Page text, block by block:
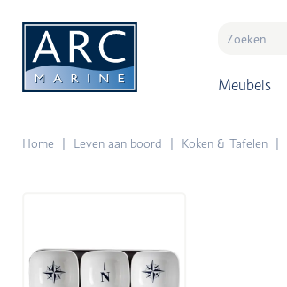
Meubels
Home Leven aan boord Koken & Tafelen